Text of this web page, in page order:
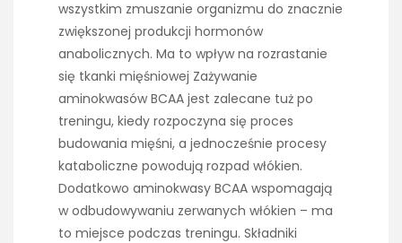
wszystkim zmuszanie organizmu do znacznie
zwiększonej produkcji hormonów
anabolicznych. Ma to wpływ na rozrastanie
się tkanki mięśniowej Zażywanie
aminokwasów BCAA jest zalecane tuż po
treningu, kiedy rozpoczyna się proces
budowania mięśni, a jednocześnie procesy
kataboliczne powodują rozpad włókien.
Dodatkowo aminokwasy BCAA wspomagają
w odbudowywaniu zerwanych włókien – ma
to miejsce podczas treningu. Składniki